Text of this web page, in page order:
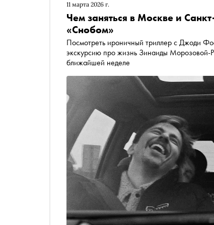
11 марта 2026 г.
Чем заняться в Москве и
«Снобом»
Посмотреть ироничный триллер с Джоди
экскурсию про жизнь Зинаиды Морозовой-
ближайшей неделе